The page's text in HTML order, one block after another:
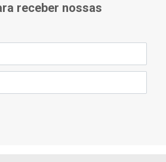
receber nossas